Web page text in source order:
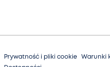
Prywatność i pliki cookie Warunki